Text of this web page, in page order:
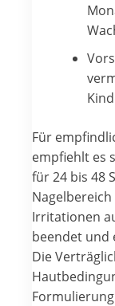
Für
empfiehlt es
für 24 bis 48
Irritationen
beendet und
Die